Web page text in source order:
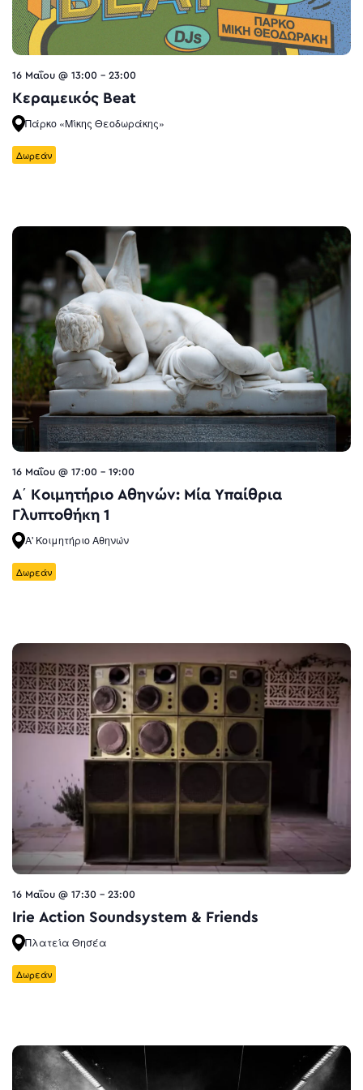
16 Μαΐου @ 13:00 - 23:00
Κεραμεικός Beat
Πάρκο «Μίκης Θεοδωράκης»
Δωρεάν
16 Μαΐου @ 17:00 - 19:00
Α΄ Κοιμητήριο Αθηνών: Μία Υπαίθρια
Γλυπτοθήκη 1
Α' Κοιμητήριο Αθηνών
Δωρεάν
16 Μαΐου @ 17:30 - 23:00
Irie Action Soundsystem & Friends
Πλατεία Θησέα
Δωρεάν